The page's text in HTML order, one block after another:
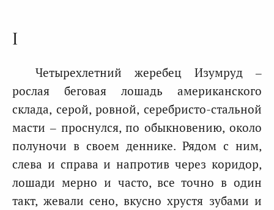
I
Четырехлетний жеребец Изумруд –
рослая беговая лошадь американского
склада, серой, ровной, серебристо-стальной
масти – проснулся, по обыкновению, около
полуночи в своем деннике. Рядом с ним,
слева и справа и напротив через коридор,
лошади мерно и часто, все точно в один
такт, жевали сено, вкусно хрустя зубами и